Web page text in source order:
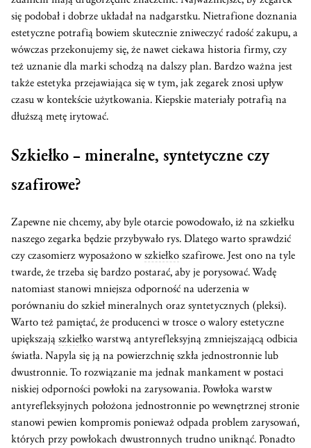
się podobał i dobrze układał na nadgarstku. Nietrafione doznania
estetyczne potrafią bowiem skutecznie zniweczyć radość zakupu, a
wówczas przekonujemy się, że nawet ciekawa historia firmy, czy
też uznanie dla marki schodzą na dalszy plan. Bardzo ważna jest
także estetyka przejawiająca się w tym, jak zegarek znosi upływ
czasu w kontekście użytkowania. Kiepskie materiały potrafią na
dłuższą metę irytować.
Szkiełko – mineralne, syntetyczne czy
szafirowe?
Zapewne nie chcemy, aby byle otarcie powodowało, iż na szkiełku
naszego zegarka będzie przybywało rys. Dlatego warto sprawdzić
czy czasomierz wyposażono w szkiełko szafirowe. Jest ono na tyle
twarde, że trzeba się bardzo postarać, aby je porysować. Wadę
natomiast stanowi mniejsza odporność na uderzenia w
porównaniu do szkieł mineralnych oraz syntetycznych (pleksi).
Warto też pamiętać, że producenci w trosce o walory estetyczne
upiększają szkiełko warstwą antyrefleksyjną zmniejszającą odbicia
światła. Napyla się ją na powierzchnię szkła jednostronnie lub
dwustronnie. To rozwiązanie ma jednak mankament w postaci
niskiej odporności powłoki na zarysowania. Powłoka warstw
antyrefleksyjnych położona jednostronnie po wewnętrznej stronie
stanowi pewien kompromis ponieważ odpada problem zarysowań,
których przy powłokach dwustronnych trudno uniknąć. Ponadto